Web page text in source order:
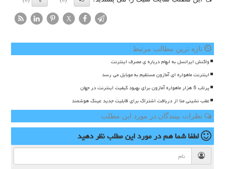
X
تازه ترین مطالب مرتبط
واکنش ایرانسل به ابهام درباره ی مصرف اینترنت
اینترنت ماهواره ای آمازون مستقیم به موبایل می رسد
پرتاب 5 هزار ماهواره آمازون برای بهبود کیفیت اینترنت در جهان
عقب نشینی متا از دریافت اشتراک برای قابلیت جدید عینک هوشمند
نظرات بینندگان در مورد این مطلب
لطفا شما همدر مورد این مطلبنظر دهید